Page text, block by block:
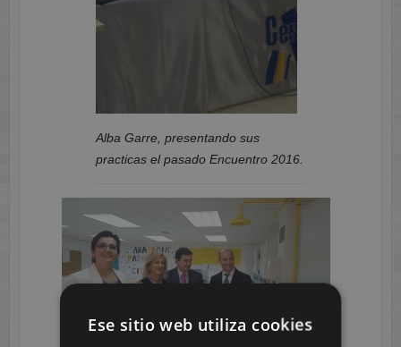
Alba Garre, presentando sus
practicas el pasado Encuentro 2016.
Ese sitio web utiliza cookies